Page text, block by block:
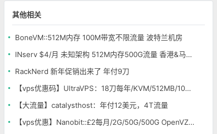
其他相关
BoneVM::512M内存 100M带宽不限流量 波特兰机房
INserv $4/月 未知架构 512M内存500G流量 香港&马来西亚便宜VPS
RackNerd 新年促销出来了 年付9刀
【vps优惠码】UltraVPS：18刀每年/KVM/512MB/10G/1TB/2IP 多机房
【大流量】catalysthost：年付12美元，4T流量
【vps优惠】Nanobit::£2每月/2G/50G/500G OpenVZ 德国